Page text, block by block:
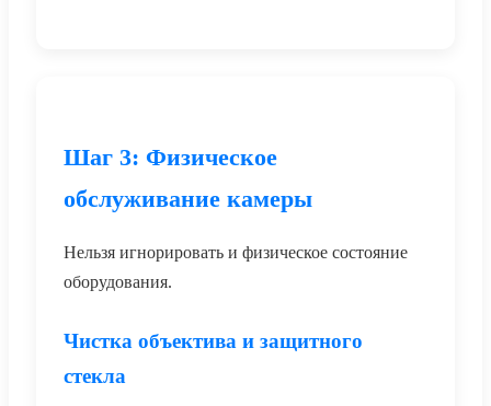
Шаг 3: Физическое
обслуживание камеры
Нельзя игнорировать и физическое состояние
оборудования.
Чистка объектива и защитного
стекла